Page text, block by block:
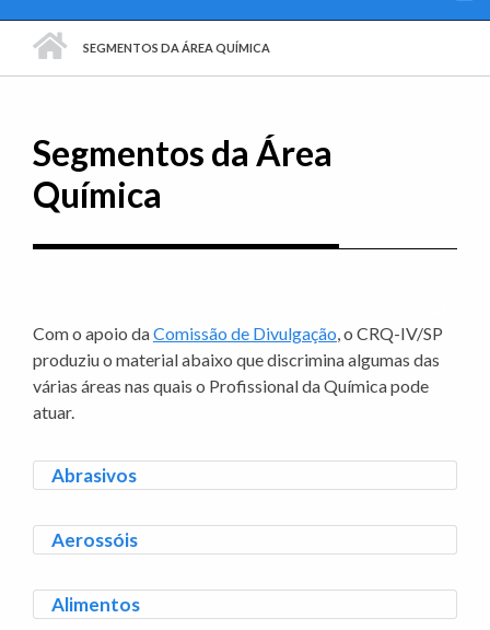
SEGMENTOS DA ÁREA QUÍMICA
Segmentos da Área
Química
Com o apoio daComissão de Divulgação, o CRQ-IV/SP
produziu o material abaixo que discrimina algumas das
várias áreas nas quais o Profissional da Química pode
atuar.
Abrasivos
Aerossóis
Alimentos